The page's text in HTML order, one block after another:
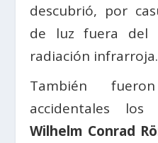
descubrió, por
de luz fuera del
radiación infrarroja.
También
accidentales
Wilhelm Conrad